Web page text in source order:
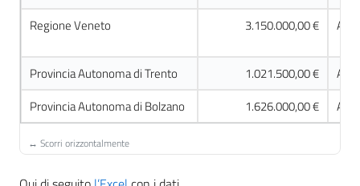
Regione Veneto 3.150.000,00 €
Provincia Autonoma di Trento 1.021.500,00 €
Provincia Autonoma di Bolzano
1.626.000,00 €